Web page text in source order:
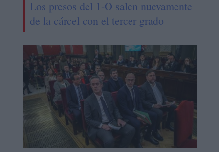
Los presos del 1-O salen nuevamente
de la cárcel con el tercer grado